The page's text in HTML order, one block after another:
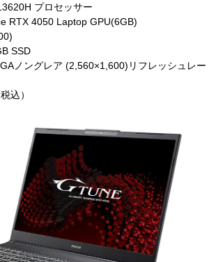
プロセッサー
RTX 4050 Laptop GPU(6GB)
SSD
ノングレア (2,560×1,600)リフレッシュレー
込）